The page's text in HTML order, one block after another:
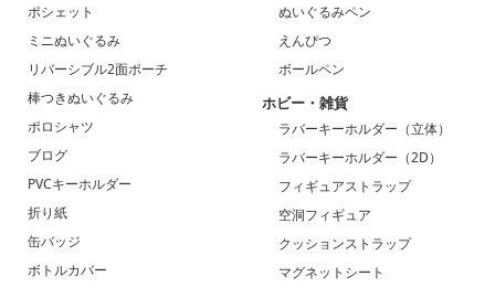
ポシェット
ミニぬいぐるみ
リバーシブル2面ポーチ
棒つきぬいぐるみ
ポロシャツ
ブログ
PVCキーホルダー
折り紙
缶バッジ
ボトルカバー
ぬいぐるみペン
えんぴつ
ボールペン
ホビー・雑貨
ラバーキーホルダー（立体）
ラバーキーホルダー（2D）
フィギュアストラップ
空洞フィギュア
クッションストラップ
マグネットシート